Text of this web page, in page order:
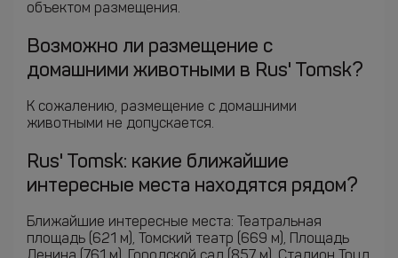
объектом размещения.
Возможно ли размещение с
домашними животными в Rus' Tomsk?
К сожалению, размещение с домашними
животными не допускается.
Rus' Tomsk: какие ближайшие
интересные места находятся рядом?
Ближайшие интересные места: Театральная
площадь (621 м), Томский театр (669 м), Площадь